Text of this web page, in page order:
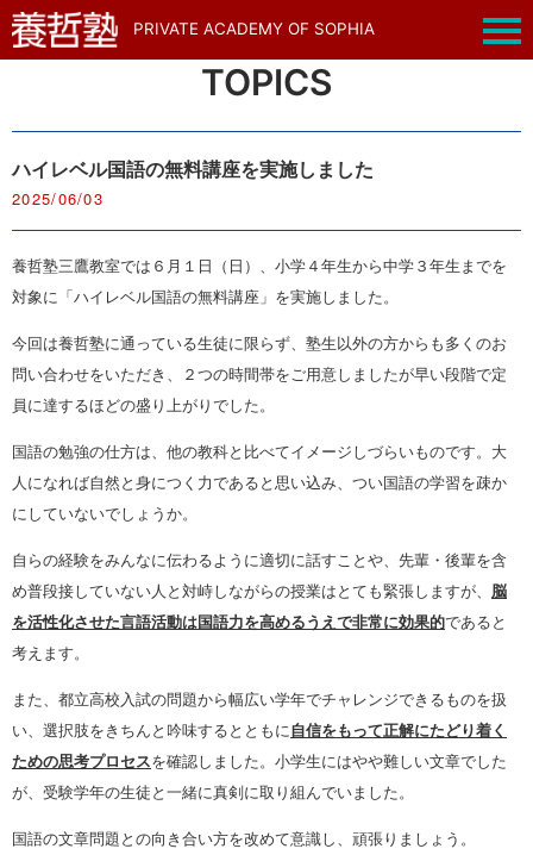
PRIVATE ACADEMY OF SOPHIA
TOPICS
ハイレベル国語の無料講座を実施しました
2025/06/03
養哲塾三鷹教室では６月１日（日）、小学４年生から中学３年生までを
対象に「ハイレベル国語の無料講座」を実施しました。
今回は養哲塾に通っている生徒に限らず、塾生以外の方からも多くのお
問い合わせをいただき、２つの時間帯をご用意しましたが早い段階で定
員に達するほどの盛り上がりでした。
国語の勉強の仕方は、他の教科と比べてイメージしづらいものです。大
人になれば自然と身につく力であると思い込み、つい国語の学習を疎か
にしていないでしょうか。
自らの経験をみんなに伝わるように適切に話すことや、先輩・後輩を含
め普段接していない人と対峙しながらの授業はとても緊張しますが、 脳
を活性化させた言語活動は国語力を高めるうえで非常に効果的であると
考えます。
また、都立高校入試の問題から幅広い学年でチャレンジできるものを扱
い、選択肢をきちんと吟味するとともに自信をもって正解にたどり着く
ための思考プロセスを確認しました。小学生にはやや難しい文章でした
が、受験学年の生徒と一緒に真剣に取り組んでいました。
国語の文章問題との向き合い方を改めて意識し、頑張りましょう。